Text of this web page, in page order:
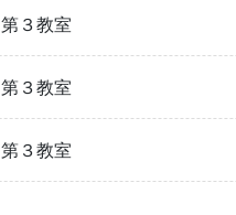
第３教室
第３教室
第３教室